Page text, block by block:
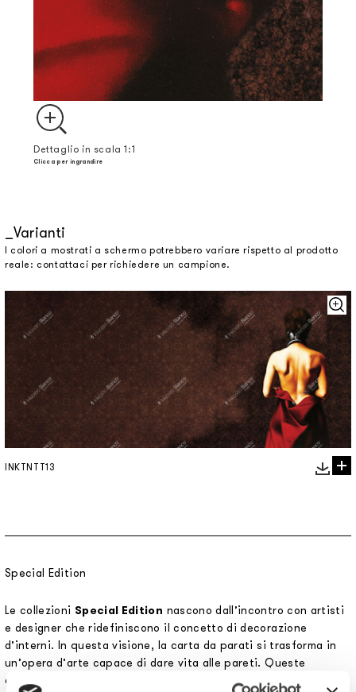
Dettaglio in scala 1:1
Clicca per ingrandire
Varianti
I colori a mostrati a schermo potrebbero variare rispetto al prodotto
reale: contattaci per richiedere un campione.
INKTNTT13
Special Edition
Le collezioni Special Edition nascono dall’incontro con artisti
e designer che ridefiniscono il concetto di decorazione
d’interni. In questa visione, la carta da parati si trasforma in
un’opera d’arte capace di dare vita alle pareti. Queste
collaborazioni riflettono la nostra missione di rendere la